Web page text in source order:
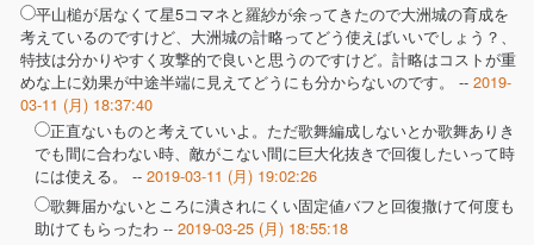
平山槌が居なくて星5コマネと羅紗が余ってきたので大洲城の育成を
考えているのですけど、大洲城の計略ってどう使えばいいでしょう？、
特技は分かりやすく攻撃的で良いと思うのですけど。計略はコストが重
めな上に効果が中途半端に見えてどうにも分からないのです。 -- 2019-
03-11 (月) 18:37:40
正直ないものと考えていいよ。ただ歌舞編成しないとか歌舞ありき
でも間に合わない時、敵がこない間に巨大化抜きで回復したいって時
には使える。 -- 2019-03-11 (月) 19:02:26
歌舞届かないところに潰されにくい固定値バフと回復撒けて何度も
助けてもらったわ -- 2019-03-25 (月) 18:55:18